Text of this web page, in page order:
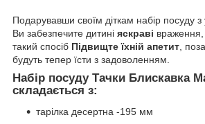
Подарувавши своїм діткам набір посуду
Ви забезпечите дитині яскраві враження,
такий спосіб Підвищте їхній апетит,
будуть тепер їсти з задоволенням.
Набір посуду Тачки Блискавка
складається з:
тарілка десертна -195 мм